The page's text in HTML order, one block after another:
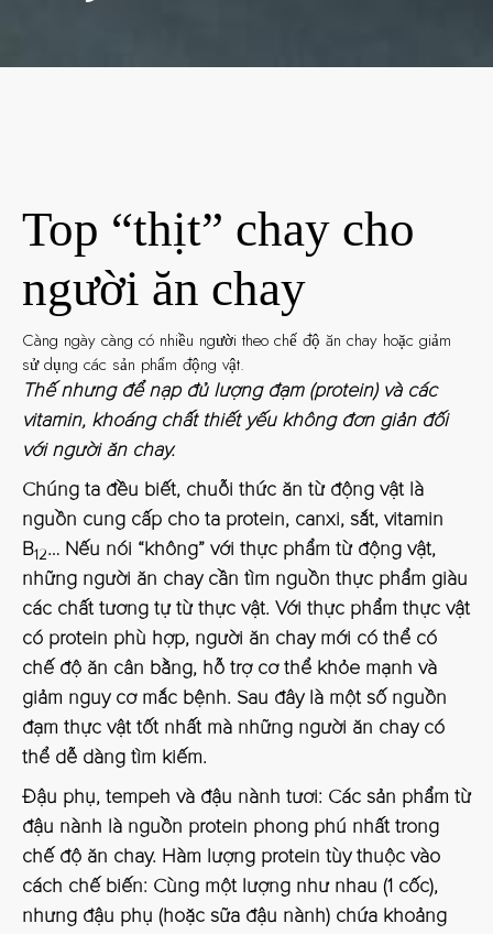
Top “thịt” chay cho
người ăn chay
Càng ngày càng có nhiều người theo chế độ ăn chay hoặc giảm
sử dụng các sản phẩm động vật.
Thế nhưng để nạp đủ lượng đạm (protein) và các
vitamin, khoáng chất thiết yếu không đơn giản đối
với người ăn chay.
Chúng ta đều biết, chuỗi thức ăn từ động vật là
nguồn cung cấp cho ta protein, canxi, sắt, vitamin
B12… Nếu nói “không” với thực phẩm từ động vật,
những người ăn chay cần tìm nguồn thực phẩm giàu
các chất tương tự từ thực vật. Với thực phẩm thực vật
có protein phù hợp, người ăn chay mới có thể có
chế độ ăn cân bằng, hỗ trợ cơ thể khỏe mạnh và
giảm nguy cơ mắc bệnh. Sau đây là một số nguồn
đạm thực vật tốt nhất mà những người ăn chay có
thể dễ dàng tìm kiếm.
Đậu phụ, tempeh và đậu nành tươi: Các sản phẩm từ
đậu nành là nguồn protein phong phú nhất trong
chế độ ăn chay. Hàm lượng protein tùy thuộc vào
cách chế biến: Cùng một lượng như nhau (1 cốc),
nhưng đậu phụ (hoặc sữa đậu nành) chứa khoảng